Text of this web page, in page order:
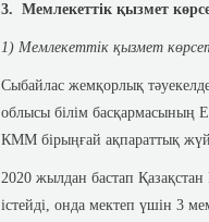
3. Мемлекеттік қызмет
1) Мемлекеттік қызмет
Сыбайлас жемқорлық
облысы білім басқармасының
КММ бірыңғай ақпараттық
2020 жылдан бастап
істейді, онда мектеп үшін 3